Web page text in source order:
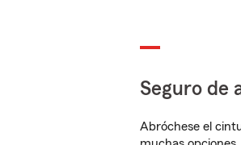
Seguro de
Abróchese el